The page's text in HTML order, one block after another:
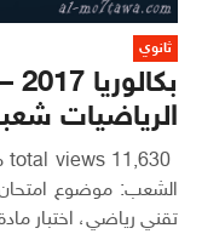
ثانوي
الرياضيات
تقني رياضي، اختبار مادة